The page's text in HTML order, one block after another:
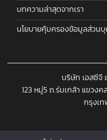
บทความล่าสุดจากเรา
นโยบายคุ้มครองข้อมูลส่วน
บริษัท เอสซีจี
123 หมู่5 ถ.ร่มเกล้า แขวง
กรุงเ